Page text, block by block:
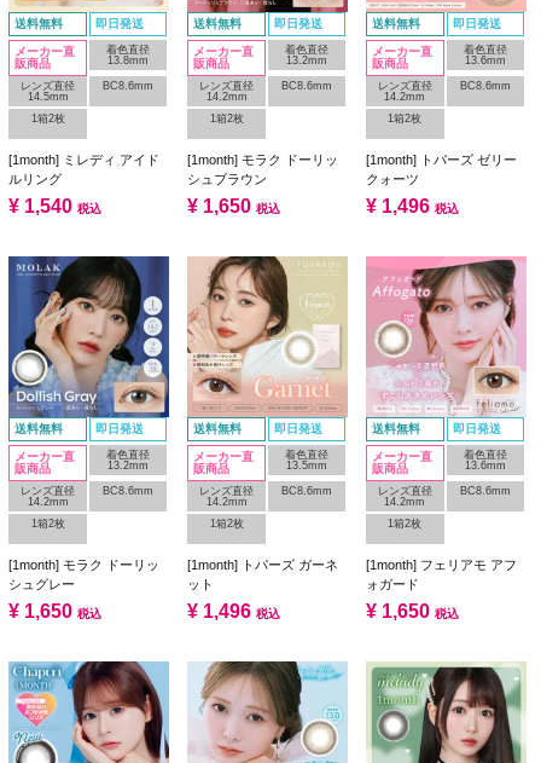
送料無料 即日発送
メーカー直
販商品
着色直径
13.8mm
レンズ直径
14.5mm
BC8.6mm
1箱2枚
[1month] ミレディ アイド
ルリング
¥ 1,540 税込
送料無料 即日発送
メーカー直
販商品
着色直径
13.2mm
レンズ直径
14.2mm
BC8.6mm
1箱2枚
[1month] モラク ドーリッ
シュブラウン
¥ 1,650 税込
送料無料 即日発送
メーカー直
販商品
着色直径
13.6mm
レンズ直径
14.2mm
BC8.6mm
1箱2枚
[1month] トパーズ ゼリー
クォーツ
¥ 1,496 税込
送料無料 即日発送
メーカー直
販商品
着色直径
13.2mm
レンズ直径
14.2mm
BC8.6mm
1箱2枚
[1month] モラク ドーリッ
シュグレー
¥ 1,650 税込
送料無料 即日発送
メーカー直
販商品
着色直径
13.5mm
レンズ直径
14.2mm
BC8.6mm
1箱2枚
[1month] トパーズ ガーネ
ット
¥ 1,496 税込
送料無料 即日発送
メーカー直
販商品
着色直径
13.6mm
レンズ直径
14.2mm
BC8.6mm
1箱2枚
[1month] フェリアモ アフ
ォガード
¥ 1,650 税込